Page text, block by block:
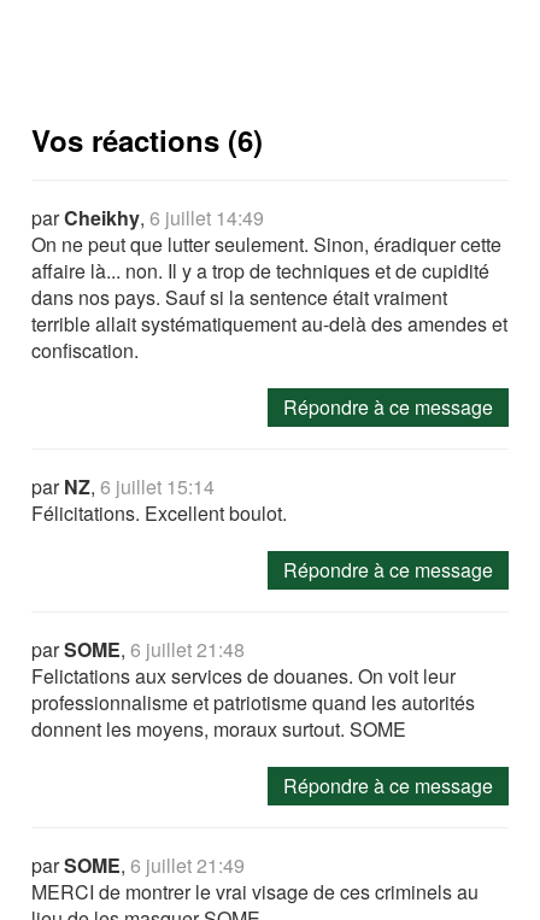
Vos réactions (6)
parCheikhy,6 juillet 14:49
On ne peut que lutter seulement. Sinon, éradiquer cette
affaire là... non. Il y a trop de techniques et de cupidité
dans nos pays. Sauf si la sentence était vraiment
terrible allait systématiquement au-delà des amendes et
confiscation.
Répondre à ce message
parNZ,6 juillet 15:14
Félicitations. Excellent boulot.
Répondre à ce message
parSOME,6 juillet 21:48
Felictations aux services de douanes. On voit leur
professionnalisme et patriotisme quand les autorités
donnent les moyens, moraux surtout. SOME
Répondre à ce message
parSOME,6 juillet 21:49
MERCI de montrer le vrai visage de ces criminels au